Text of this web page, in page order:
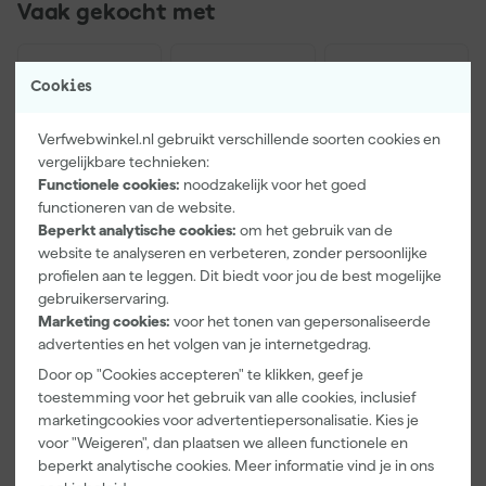
Cookies
Verfwebwinkel.nl gebruikt verschillende soorten cookies en
vergelijkbare technieken:
Functionele cookies: noodzakelijk voor het goed
functioneren van de website.
Beperkt analytische cookies: om het gebruik van de
website te analyseren en verbeteren, zonder persoonlijke
profielen aan te leggen. Dit biedt voor jou de best mogelijke
gebruikerservaring.
Marketing cookies: voor het tonen van gepersonaliseerde
advertenties en het volgen van je internetgedrag.
Door op "Cookies accepteren" te klikken, geef je
toestemming voor het gebruik van alle cookies, inclusief
marketingcookies voor advertentiepersonalisatie. Kies je
voor "Weigeren", dan plaatsen we alleen functionele en
beperkt analytische cookies. Meer informatie vind je in ons
Vaak gekocht met
Paintura
Lucamax
Washi tape -
50mx24mm
Morgen
bezorgd
Adviesprijs 6,00
3,99
incl. BTW
Farrow & Ball
Kleurenwaaie
r
Morgen
bezorgd
22,00
Go!Paint Roll
Verfbak -
12cm Roller -
0,5L + 5
Inzetbakken
Morgen
bezorgd
3,99